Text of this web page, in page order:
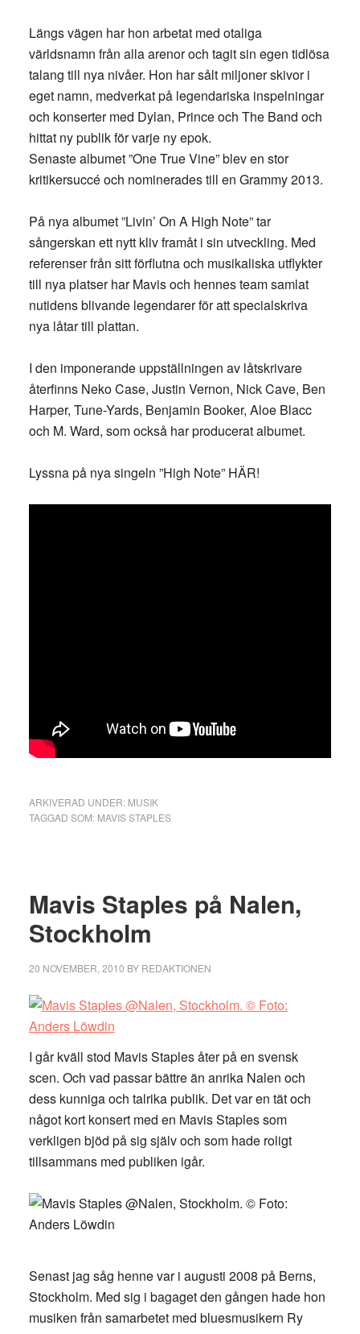
Längs vägen har hon arbetat med otaliga
världsnamn från alla arenor och tagit sin egen tidlösa
talang till nya nivåer. Hon har sålt miljoner skivor i
eget namn, medverkat på legendariska inspelningar
och konserter med Dylan, Prince och The Band och
hittat ny publik för varje ny epok.
Senaste albumet ”One True Vine” blev en stor
kritikersuccé och nominerades till en Grammy 2013.
På nya albumet ”Livin’ On A High Note” tar
sångerskan ett nytt kliv framåt i sin utveckling. Med
referenser från sitt förflutna och musikaliska utflykter
till nya platser har Mavis och hennes team samlat
nutidens blivande legendarer för att specialskriva
nya låtar till plattan.
I den imponerande uppställningen av låtskrivare
återfinns Neko Case, Justin Vernon, Nick Cave, Ben
Harper, Tune-Yards, Benjamin Booker, Aloe Blacc
och M. Ward, som också har producerat albumet.
Lyssna på nya singeln ”High Note” HÄR!
ARKIVERAD UNDER: MUSIK
TAGGAD SOM: MAVIS STAPLES
Mavis Staples på Nalen,
Stockholm
20 NOVEMBER, 2010 BY REDAKTIONEN
I går kväll stod Mavis Staples åter på en svensk
scen. Och vad passar bättre än anrika Nalen och
dess kunniga och talrika publik. Det var en tät och
något kort konsert med en Mavis Staples som
verkligen bjöd på sig själv och som hade roligt
tillsammans med publiken igår.
Senast jag såg henne var i augusti 2008 på Berns,
Stockholm. Med sig i bagaget den gången hade hon
musiken från samarbetet med bluesmusikern Ry